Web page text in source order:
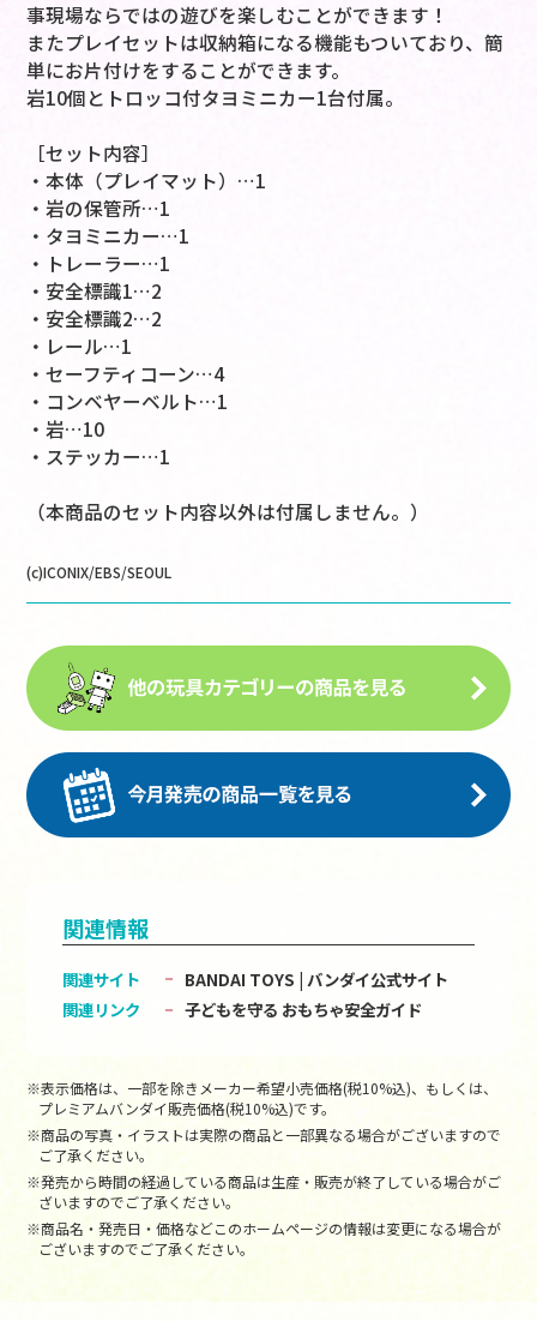
事現場ならではの遊びを楽しむことができます！
またプレイセットは収納箱になる機能もついており、簡
単にお片付けをすることができます。
岩10個とトロッコ付タヨミニカー1台付属。
［セット内容］
・本体（プレイマット）…1
・岩の保管所…1
・タヨミニカー…1
・トレーラー…1
・安全標識1…2
・安全標識2…2
・レール…1
・セーフティコーン…4
・コンベヤーベルト…1
・岩…10
・ステッカー…1
（本商品のセット内容以外は付属しません。）
(c)ICONIX/EBS/SEOUL
関連情報
関連サイト
BANDAI TOYS | バンダイ公式サイト
関連リンク
子どもを守る おもちゃ安全ガイド
※表示価格は、一部を除きメーカー希望小売価格(税10%込)、もしくは、
プレミアムバンダイ販売価格(税10%込)です。
※商品の写真・イラストは実際の商品と一部異なる場合がございますので
ご了承ください。
※発売から時間の経過している商品は生産・販売が終了している場合がご
ざいますのでご了承ください。
※商品名・発売日・価格などこのホームページの情報は変更になる場合が
ございますのでご了承ください。